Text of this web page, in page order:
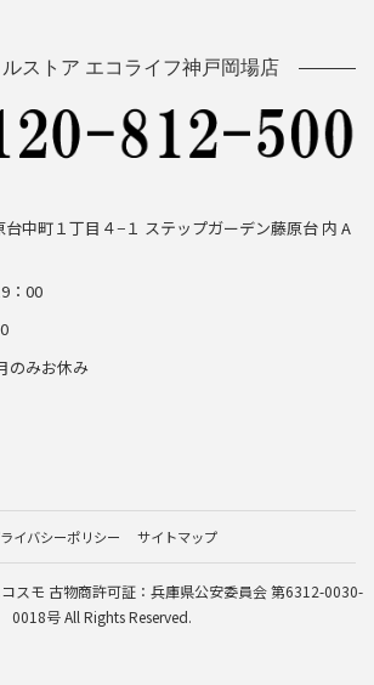
ルストア エコライフ神戸岡場店
中町１丁目４−１ ステップガーデン藤原台 内 A
：00
のみお休み
イバシーポリシー サイトマップ
スモ 古物商許可証：兵庫県公安委員会 第6312-0030-
0018号 All Rights Reserved.